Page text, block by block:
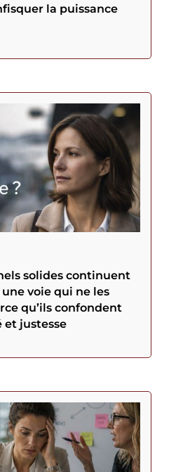
la puissance
solides continuent
une voie qui ne les
qu’ils confondent
et justesse